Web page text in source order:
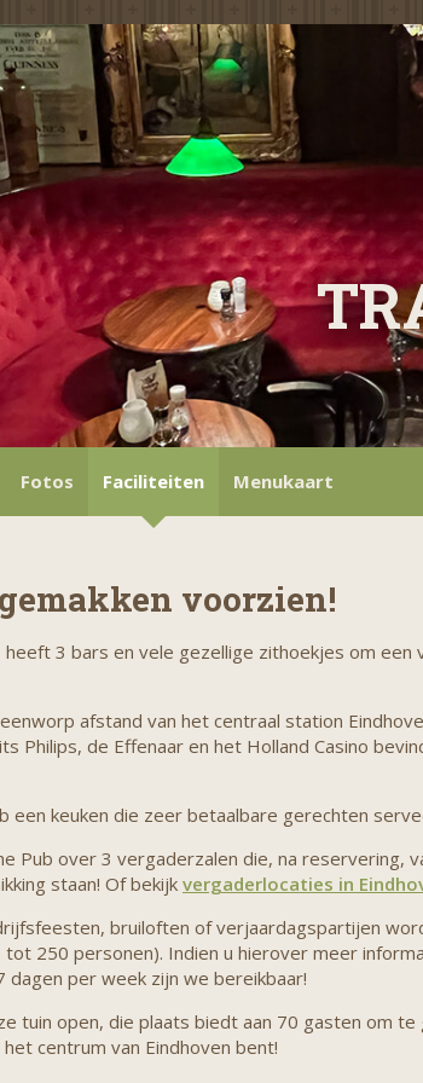
Fotos Faciliteiten Menukaart
voorzien!
heeft 3 bars en vele gezellige zithoekjes om
afstand van het centraal station
Philips, de Effenaar en het Holland Casino
een keuken die zeer betaalbare gerechten
Pub over 3 vergaderzalen die, na reservering,
staan! Of bekijk vergaderlocaties in
bruiloften of verjaardagspartijen
tot 250 personen). Indien u hierover meer
dagen per week zijn we bereikbaar!
tuin open, die plaats biedt aan 70 gasten om
centrum van Eindhoven bent!